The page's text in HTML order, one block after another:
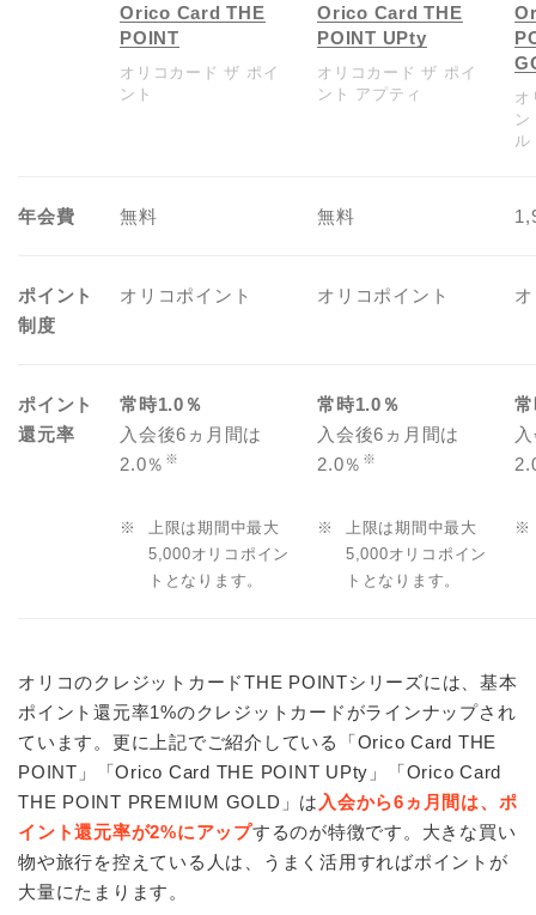
Orico Card THE
POINT
オリコカード ザ ポイ
ント
Orico Card THE
POINT UPty
オリコカード ザ ポイ
ント アプティ
オ
ル
年会費 無料 無料
ポイント
制度
オリコポイント オリコポイント
ポイント
還元率
常時1.0％
入会後6ヵ月間は
2.0％ ※
※
上限は期間中最大
5,000オリコポイン
トとなります。
常時1.0％
入会後6ヵ月間は
2.0％ ※
※
上限は期間中最大
5,000オリコポイン
トとなります。
※
オリコのクレジットカードTHE POINTシリーズには、基本
ポイント還元率1%のクレジットカードがラインナップされ
ています。更に上記でご紹介している「Orico Card THE
POINT」「Orico Card THE POINT UPty」「Orico Card
THE POINT PREMIUM GOLD」は 入会から6ヵ月間は、ポ
イント還元率が2%にアップするのが特徴です。大きな買い
物や旅行を控えている人は、うまく活用すればポイントが
大量にたまります。